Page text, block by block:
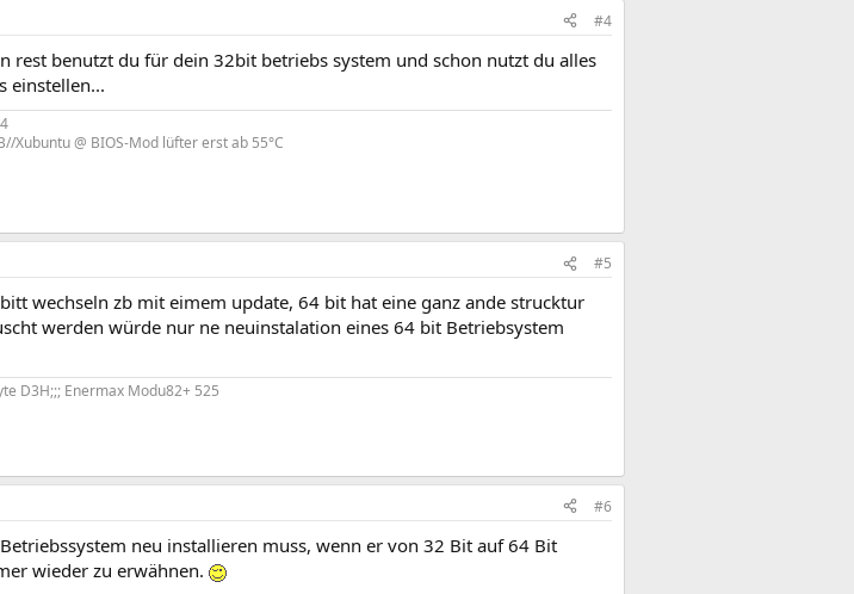
#4
rest benutzt du für dein 32bit betriebs system und schon nutzt du alles
einstellen...
Xubuntu @ BIOS-Mod lüfter erst ab 55°C
#5
wechseln zb mit eimem update, 64 bit hat eine ganz ande strucktur
werden würde nur ne neuinstalation eines 64 bit Betriebsystem
D3H;;; Enermax Modu82+ 525
#6
neu installieren muss, wenn er von 32 Bit auf 64 Bit
wieder zu erwähnen.